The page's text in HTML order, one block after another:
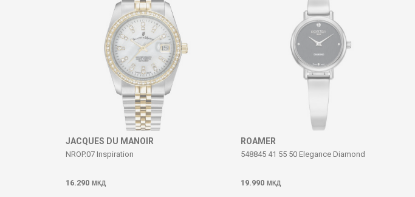
JACQUES DU MANOIR
NROP.07 Inspiration
16.290 МКД
ROAMER
548845 41 55 50 Elegance Diamond
19.990 МКД